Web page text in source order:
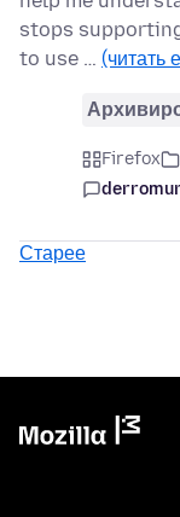
stops
to use … (читать
Firefox
Старее